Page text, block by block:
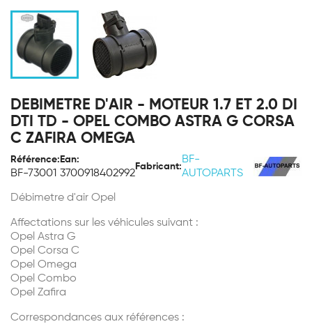
DEBIMETRE D'AIR - MOTEUR 1.7 ET 2.0 DI
DTI TD - OPEL COMBO ASTRA G CORSA
C ZAFIRA OMEGA
Référence:
BF-73001
Ean:
3700918402992
Fabricant:
BF-
AUTOPARTS
Débimetre d'air Opel
Affectations sur les véhicules suivant :
Opel Astra G
Opel Corsa C
Opel Omega
Opel Combo
Opel Zafira
Correspondances aux références :